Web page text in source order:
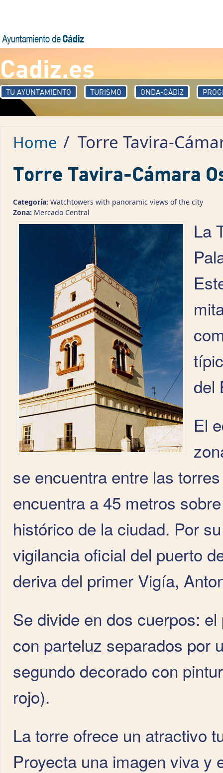
Cadiz.es
TU AYUNTAMIENTO TURISMO ONDA-CÁDIZ
Home / Torre Tavira-
Torre Tavira-Cámara
Categoría: Watchtowers with panoramic views of the city
Zona: Mercado Central
La
del
El
se encuentra entre las
encuentra a 45 metros
histórico de la ciudad. Por
vigilancia oficial del puerto
deriva del primer Vigía,
Se divide en dos cuerpos:
con parteluz separados por
segundo decorado con
rojo).
La torre ofrece un atractivo
Proyecta una imagen viva y